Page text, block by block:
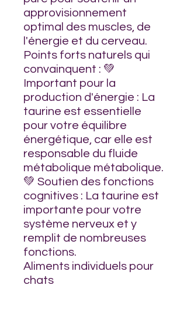
approvisionnement
optimal des muscles, de
l'énergie et du cerveau.
Points forts naturels qui
convainquent : 💚
Important pour la
production d'énergie : La
taurine est essentielle
pour votre équilibre
énergétique, car elle est
responsable du fluide
métabolique métabolique.
💚 Soutien des fonctions
cognitives : La taurine est
importante pour votre
système nerveux et y
remplit de nombreuses
fonctions.
Aliments individuels pour
chats